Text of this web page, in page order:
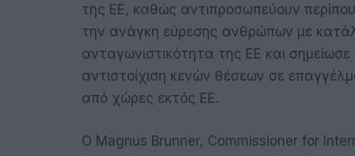
της ΕΕ, καθώς αντιπροσωπεύουν
την ανάγκη εύρεσης ανθρώπων με
ανταγωνιστικότητα της ΕΕ και
αντιστοίχιση κενών θέσεων σε
από χώρες εκτός ΕΕ.
Ο Magnus Brunner, Commissioner for